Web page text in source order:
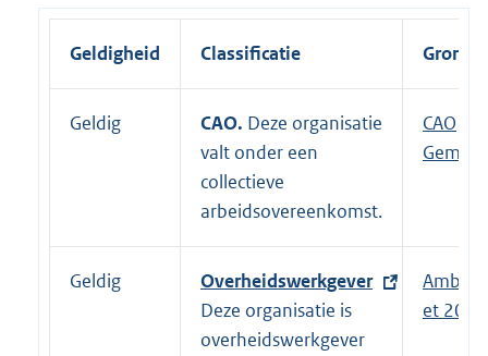
Geldigheid Classificatie
Geldig CAO. Deze organisatie
valt onder een
collectieve
arbeidsovereenkomst.
E
x
r
n
CAO
Geldig
E
x
t
Overheidswerkgever
Deze organisatie is
overheidswerkgever
et 2017